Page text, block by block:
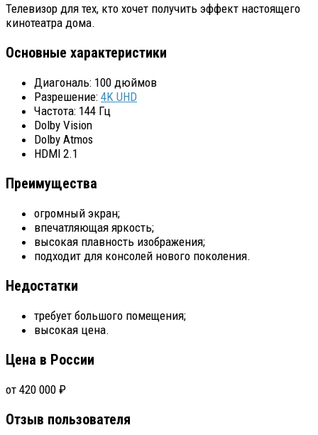
Телевизор для тех, кто хочет получить эффект настоящего
кинотеатра дома.
Основные характеристики
Диагональ: 100 дюймов
Разрешение: 4K UHD
Частота: 144 Гц
Dolby Vision
Dolby Atmos
HDMI 2.1
Преимущества
огромный экран;
впечатляющая яркость;
высокая плавность изображения;
подходит для консолей нового поколения.
Недостатки
требует большого помещения;
высокая цена.
Цена в России
от 420 000 ₽
Отзыв пользователя